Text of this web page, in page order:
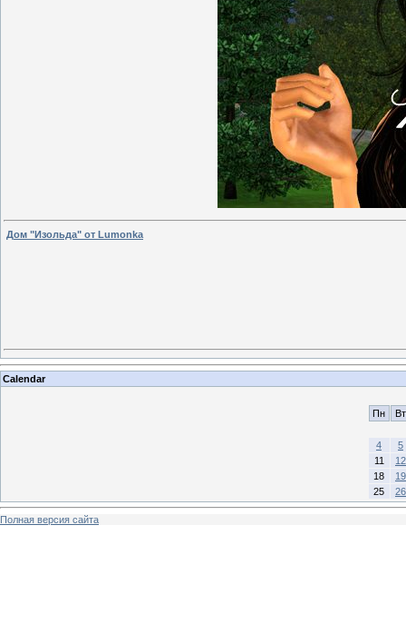
Дом "Изольда" от Lumonka
Calendar
Пн Вт
4
5
11
12
18
19
25
26
Полная версия сайта